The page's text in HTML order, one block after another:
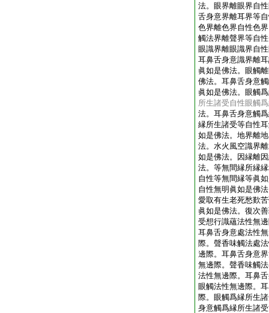
法。眼界離眼界自
舌身意界離耳界等
色界離色界自性色
觸法界離聲界等自
眼識界離眼識界自
耳鼻舌身意識界離
眞如是佛法。眼觸
佛法。耳鼻舌身意
眞如是佛法。眼觸
所生諸受自性眼觸
法。耳鼻舌身意觸
縁所生諸受等自性
如是佛法。地界離
法。水火風空識界
如是佛法。因縁離
法。等無間縁所縁
自性等無間縁等眞
自性無明眞如是佛
愛取有生老死愁歎
眞如是佛法。復次
受想行識蘊法性無
耳鼻舌身意處法性
際。聲香味觸法處
邊際。耳鼻舌身意
無邊際。聲香味觸
法性無邊際。耳鼻
眼觸法性無邊際。
際。眼觸爲縁所生
身意觸爲縁所生諸